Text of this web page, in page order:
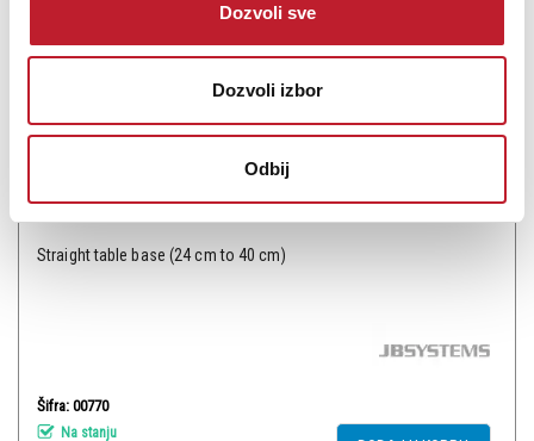
Dozvoli sve
Dozvoli izbor
Odbij
Straight table base (24 cm to 40 cm)
Šifra: 00770
Na stanju